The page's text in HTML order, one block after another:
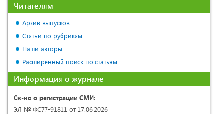
Читателям
Архив выпусков
Статьи по рубрикам
Наши авторы
Расширенный поиск по статьям
Информация о журнале
Св-во о регистрации СМИ:
ЭЛ № ФС77-91811 от 17.06.2026